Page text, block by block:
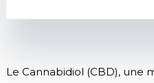
Le Cannabidiol (CBD), une